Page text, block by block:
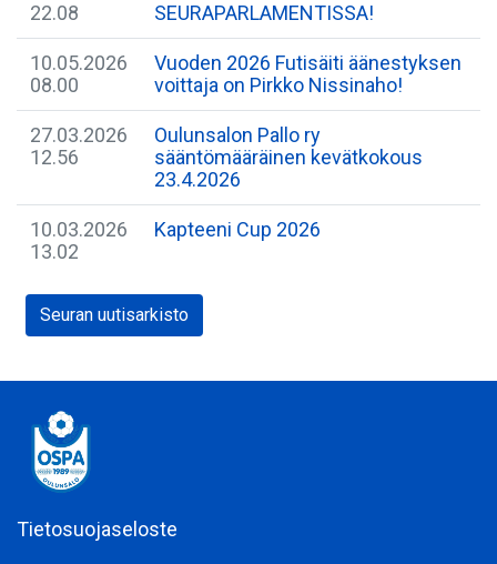
22.08
SEURAPARLAMENTISSA!
10.05.2026
08.00
​Vuoden 2026 Futisäiti äänestyksen
voittaja on Pirkko Nissinaho!
27.03.2026
12.56
Oulunsalon Pallo ry
sääntömääräinen kevätkokous
23.4.2026
10.03.2026
13.02
Kapteeni Cup 2026
Seuran uutisarkisto
Tietosuojaseloste